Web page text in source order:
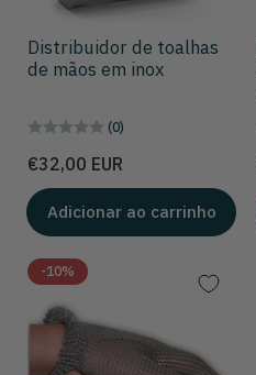
Distribuidor de toalhas
de mãos em inox
(0)
Preço
€32,00 EUR
Adicionar ao carrinho
-10%